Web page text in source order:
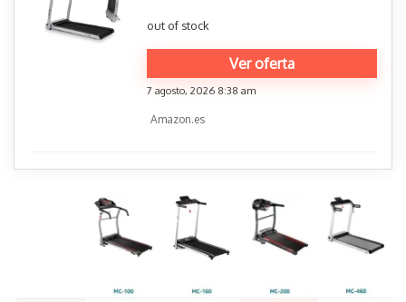
out of stock
Ver oferta
7 agosto, 2026 8:38 am
Amazon.es